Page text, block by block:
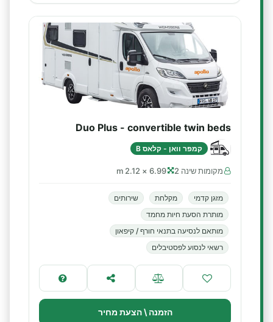
Duo Plus - convertible twin beds
קמפר וואן - קלאס B
מקומות שינה 2 6.99 × 2.12 m
מזגן קדמי מקלחת
שירותים
מותרת הסעת חיות מחמד
מותאם לנסיעה בתנאי חורף / קיפאון
רשאי לנסוע לפסטיבלים
הזמנה \ הצעת מחיר